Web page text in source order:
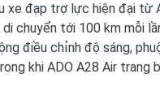
xe đạp trợ lực hiện đại
chuyển tới 100 km mỗi
điều chỉnh độ sáng,
khi ADO A28 Air trang